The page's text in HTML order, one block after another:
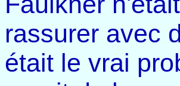
rassurer avec
était le vrai